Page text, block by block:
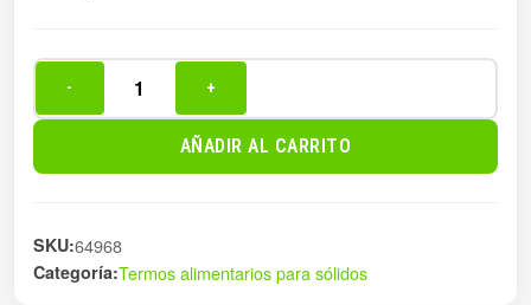
0,7LT
- +
AÑADIR AL CARRITO
SKU:64968
Categoría:Termos alimentarios para sólidos